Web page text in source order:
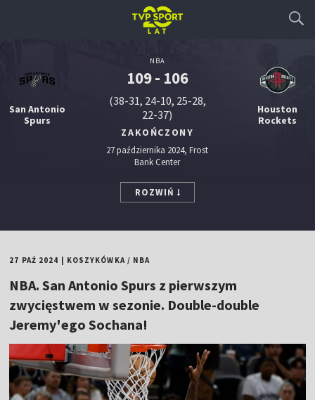
San Antonio
Spurs
NBA
109 - 106
(38-31, 24-10, 25-28,
22-37)
ZAKOŃCZONY
27 października 2024, Frost
Bank Center
Houston
Rockets
ROZWIŃ
27 PAŹ 2024 KOSZYKÓWKA/ NBA
NBA. San Antonio Spurs z pierwszym
zwycięstwem w sezonie. Double-double
Jeremy'ego Sochana!